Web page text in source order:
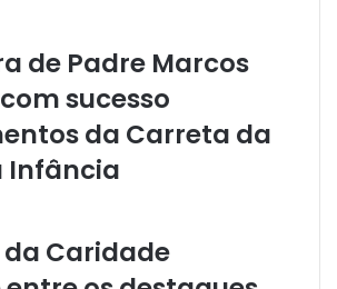
de Padre Marcos
sucesso
da Carreta da
Infância
Caridade